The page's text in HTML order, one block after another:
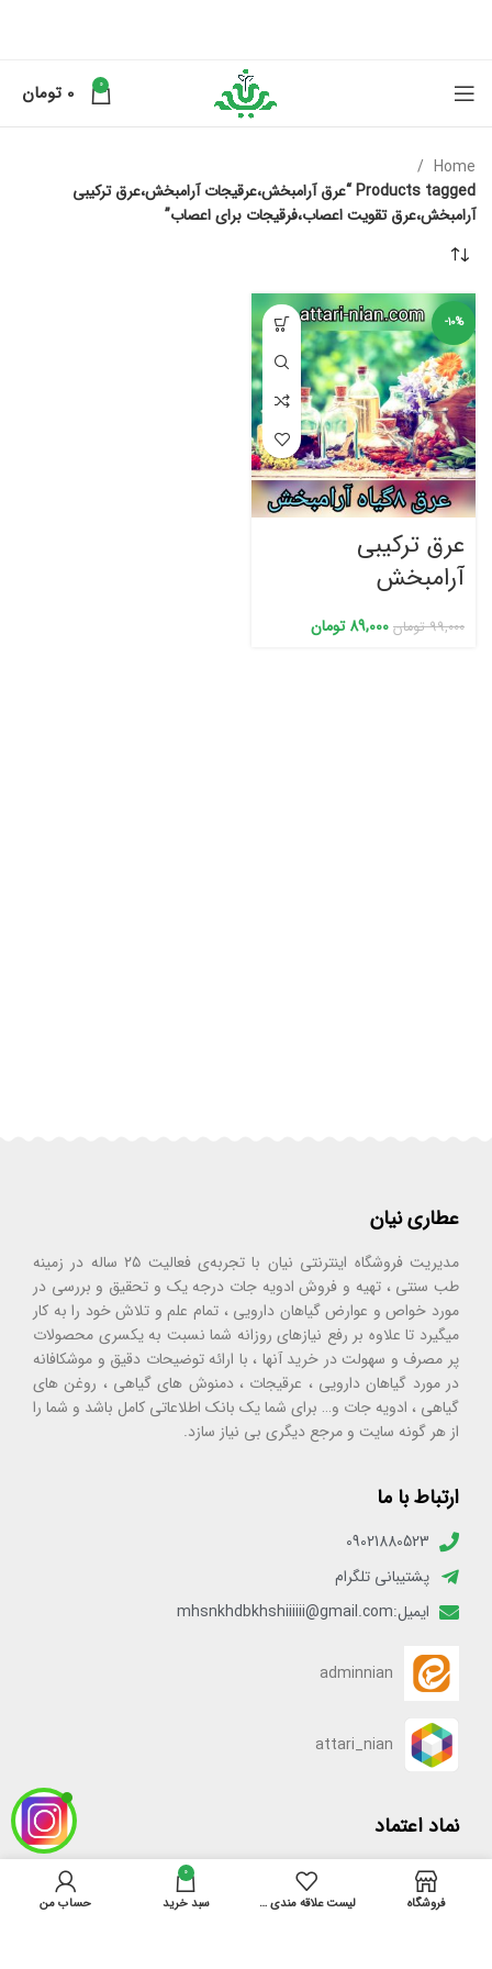
0
0 تومان
Home
Products tagged “عرق آرامبخش،عرقیجات آرامبخش،عرق ترکیبی
آرامبخش،عرق تقویت اعصاب،فرقیجات برای اعصاب”
-10%
عرق ترکیبی
آرامبخش
99,000 تومان 89,000 تومان
عطاری نیان
مدیریت فروشگاه اینترنتی نیان با تجربه‌ی فعالیت ۲۵ ساله در زمینه
طب سنتی ، تهیه و فروش ادویه جات درجه یک و تحقیق و بررسی در
مورد خواص و عوارض گیاهان دارویی ، تمام علم و تلاش خود را به کار
میگیرد تا علاوه بر رفع نیازهای روزانه شما نسبت به یکسری محصولات
پر مصرف و سهولت در خرید آنها ، با ارائه توضیحات دقیق و موشکافانه
در مورد گیاهان دارویی ، عرقیجات ، دمنوش های گیاهی ، روغن های
گیاهی ، ادویه جات و… برای شما یک بانک اطلاعاتی کامل باشد و شما را
از هر گونه سایت و مرجع دیگری بی نیاز سازد.
ارتباط با ما
09021880523
پشتیبانی تلگرام
ایمیل:mhsnkhdbkhshiiiiii@gmail.com
adminnian
attari_nian
نماد اعتماد
فروشگاه لیست علاقه مندی ها
0
سبد خرید حساب من